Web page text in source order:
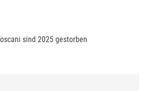
sind 2025 gestorben